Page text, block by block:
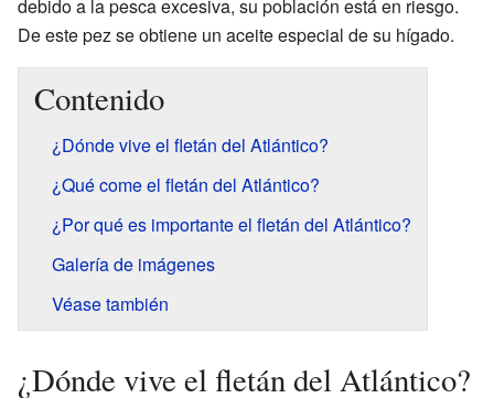
debido a la pesca excesiva, su población está en riesgo.
De este pez se obtiene un aceite especial de su hígado.
Contenido
¿Dónde vive el fletán del Atlántico?
¿Qué come el fletán del Atlántico?
¿Por qué es importante el fletán del Atlántico?
Galería de imágenes
Véase también
¿Dónde vive el fletán del Atlántico?